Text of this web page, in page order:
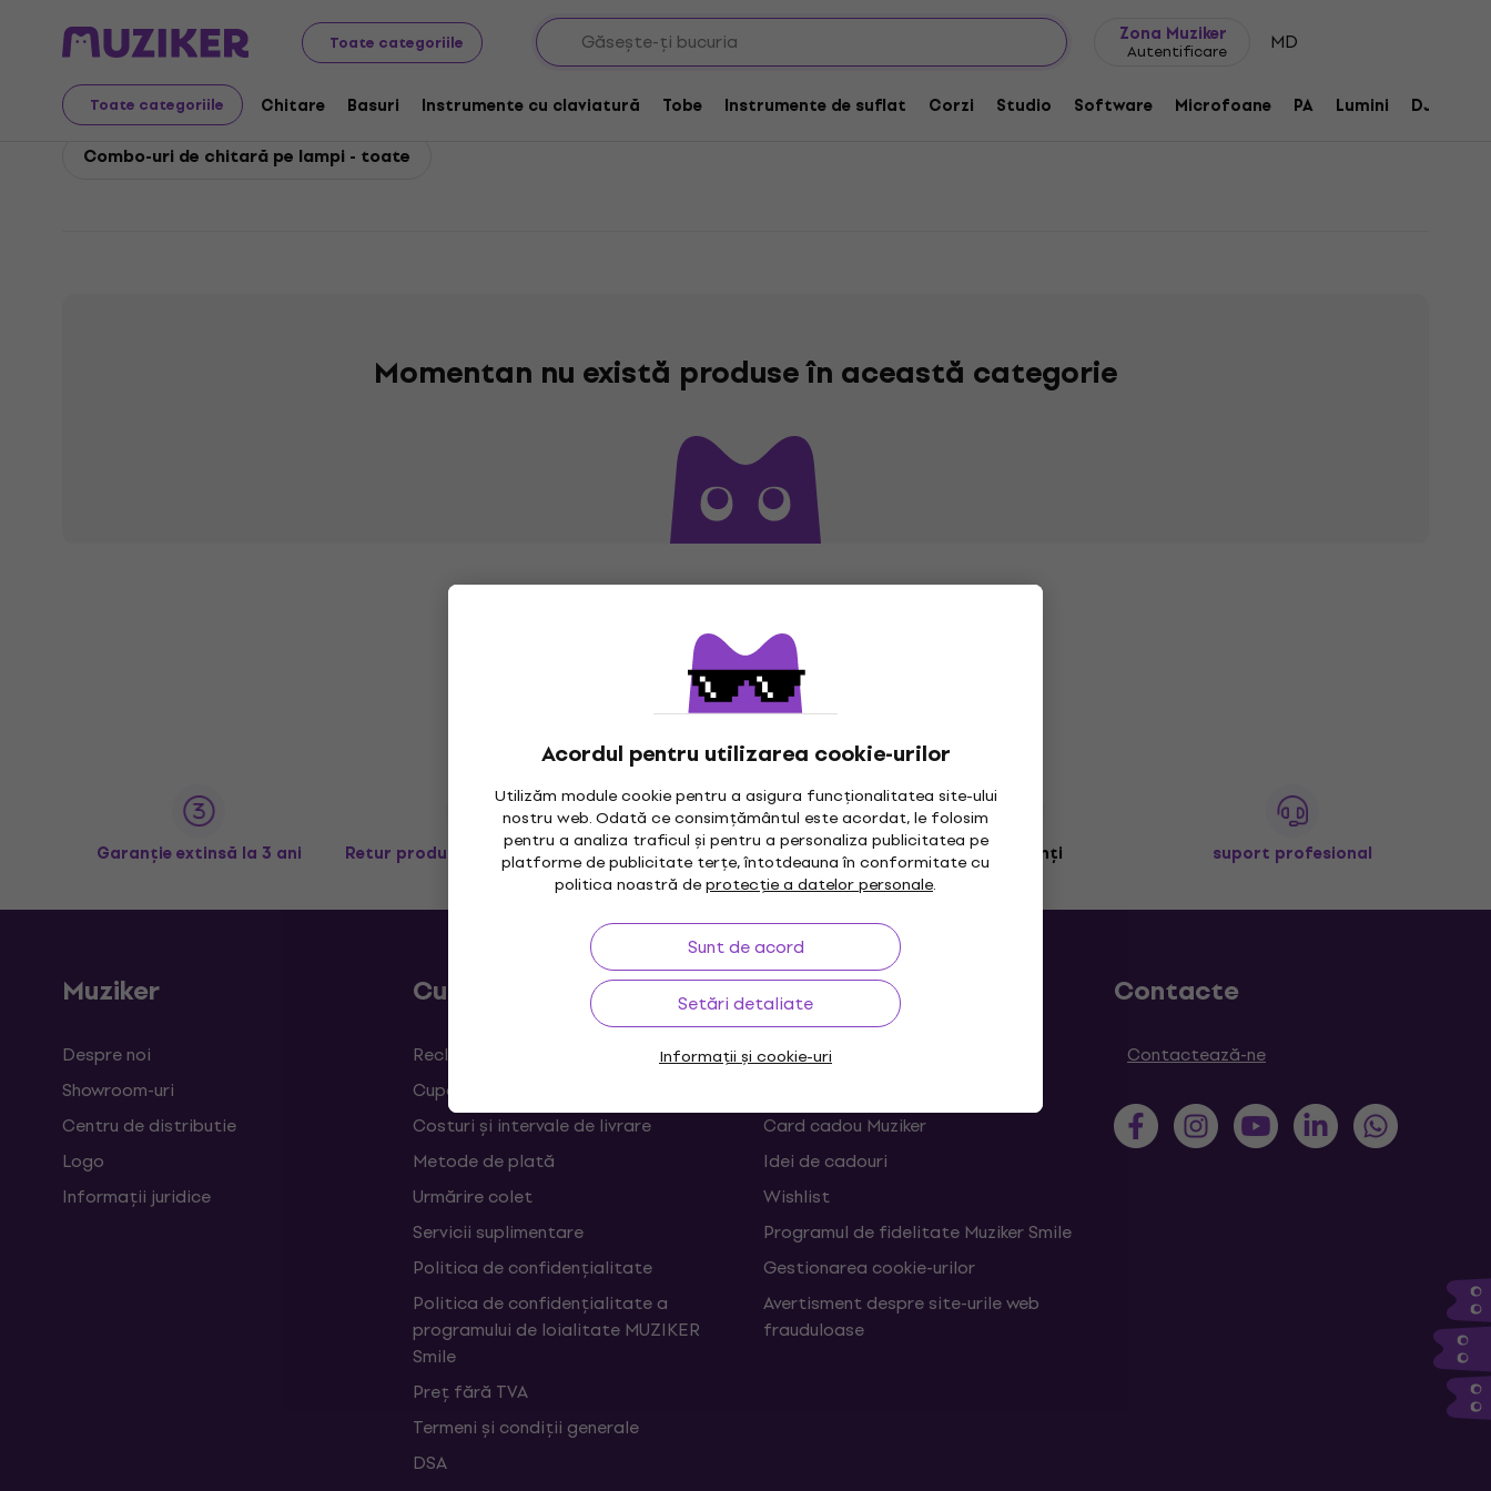
Toate categoriile
Zona Muziker
Autentificare MD
Toate categoriile Chitare Basuri Instrumente cu claviatură Tobe Instrumente de suflat Corzi Studio Software Microfoane PA Lumini DJ
Acordul pentru utilizarea cookie-urilor
Utilizăm module cookie pentru a asigura funcționalitatea site-ului
nostru web. Odată ce consimțământul este acordat, le folosim
pentru a analiza traficul și pentru a personaliza publicitatea pe
platforme de publicitate terțe, întotdeauna în conformitate cu
politica noastră deprotecție a datelor personale.
Sunt de acord
Setări detaliate
Informații și cookie-uri
Fender Chitare Combo-uri pentru chitare Fender Combo-uri de chitară pe lampi
Fender Combo-uri de chitară pe lampi
Combo-uri de chitară pe lampi - toate
Momentan nu există produse în această categorie
Garanție extinsă la 3 ani Retur produse în maxim 30 zile Garanția prețului 3M+ clienți suport profesional
Muziker
Despre noi
Showroom-uri
Centru de distributie
Logo
Informații juridice
Cumpărare
Reclamații și retrageri din contract
Cupoane
Costuri și intervale de livrare
Metode de plată
Urmărire colet
Servicii suplimentare
Politica de confidențialitate
Politica de confidențialitate a
programului de loialitate MUZIKER
Smile
Preț fără TVA
Termeni și condiții generale
DSA
Linkuri utile
FAQ - Întrebări frecvente
Card cadou Muziker
Idei de cadouri
Wishlist
Programul de fidelitate Muziker Smile
Gestionarea cookie-urilor
Avertisment despre site-urile web
frauduloase
Contacte
Contactează-ne